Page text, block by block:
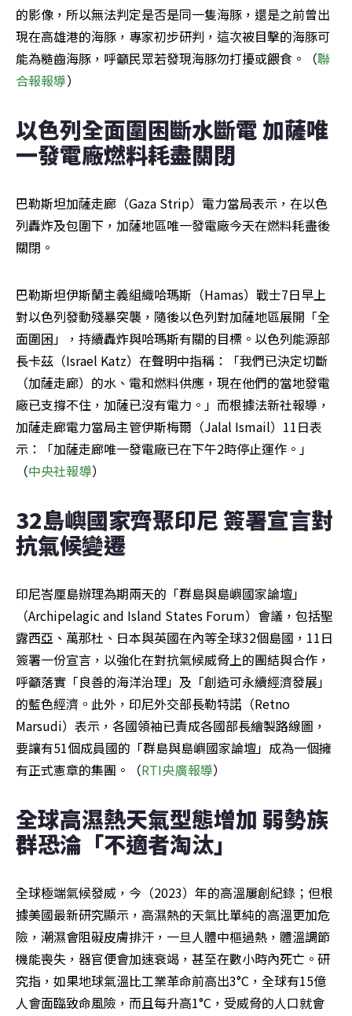
的影像，所以無法判定是否是同一隻海豚，還是之前曾出
現在高雄港的海豚，專家初步研判，這次被目擊的海豚可
能為糙齒海豚，呼籲民眾若發現海豚勿打擾或餵食。（聯
合報報導）
以色列全面圍困斷水斷電 加薩唯
一發電廠燃料耗盡關閉
巴勒斯坦加薩走廊（Gaza Strip）電力當局表示，在以色
列轟炸及包圍下，加薩地區唯一發電廠今天在燃料耗盡後
關閉。
巴勒斯坦伊斯蘭主義組織哈瑪斯（Hamas）戰士7日早上
對以色列發動殘暴突襲，隨後以色列對加薩地區展開「全
面圍困」，持續轟炸與哈瑪斯有關的目標。以色列能源部
長卡茲（Israel Katz）在聲明中指稱：「我們已決定切斷
（加薩走廊）的水、電和燃料供應，現在他們的當地發電
廠已支撐不住，加薩已沒有電力。」而根據法新社報導，
加薩走廊電力當局主管伊斯梅爾（Jalal Ismail）11日表
示：「加薩走廊唯一發電廠已在下午2時停止運作。」
（中央社報導）
32島嶼國家齊聚印尼 簽署宣言對
抗氣候變遷
印尼峇厘島辦理為期兩天的「群島與島嶼國家論壇」
（Archipelagic and Island States Forum）會議，包括聖
露西亞、萬那杜、日本與英國在內等全球32個島國，11日
簽署一份宣言，以強化在對抗氣候威脅上的團結與合作，
呼籲落實「良善的海洋治理」及「創造可永續經濟發展」
的藍色經濟。此外，印尼外交部長勒特諾（Retno
Marsudi）表示，各國領袖已責成各國部長繪製路線圖，
要讓有51個成員國的「群島與島嶼國家論壇」成為一個擁
有正式憲章的集團。（RTI央廣報導）
全球高濕熱天氣型態增加 弱勢族
群恐淪「不適者淘汰」
全球極端氣候發威，今（2023）年的高溫屢創紀錄；但根
據美國最新研究顯示，高濕熱的天氣比單純的高溫更加危
險，潮濕會阻礙皮膚排汗，一旦人體中樞過熱，體溫調節
機能喪失，器官便會加速衰竭，甚至在數小時內死亡。研
究指，如果地球氣溫比工業革命前高出3°C，全球有15億
人會面臨致命風險，而且每升高1°C，受威脅的人口就會